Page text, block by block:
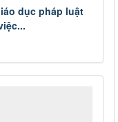
dục pháp luật